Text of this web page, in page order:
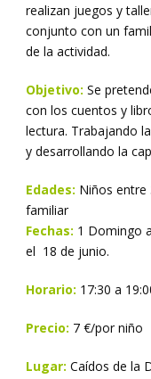
realizan juegos y
conjunto con un
de la actividad.
Objetivo: Se
con los cuentos y
lectura. Trabajando
y desarrollando la
Edades: Niños entre
familiar
Fechas: 1 Domingo
el 18 de junio.
Horario: 17:30 a
Precio: 7 €/por niño
Lugar: Caídos de la